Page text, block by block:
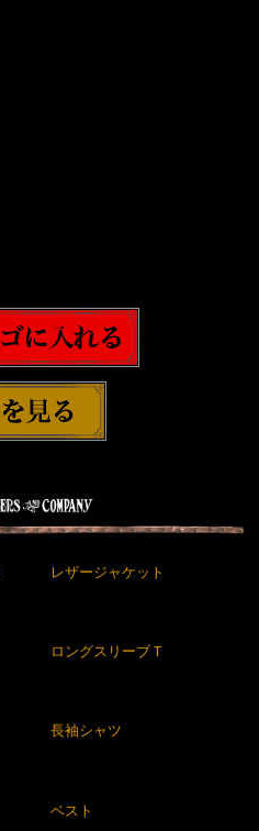
レザージャケット
ロングスリーブＴ
長袖シャツ
ベスト